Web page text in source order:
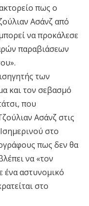
πως ο
Ασάνζ από
να προκάλεσε
παραβιάσεων
των
και τον σεβασμό
που
Ασάνζ στις
στο
πως δεν θα
να «τον
ένα αστυνομικό
στο